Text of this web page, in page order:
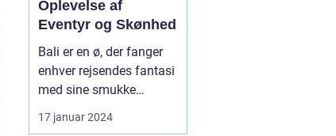
Oplevelse af
Eventyr og Skønhed
Bali er en ø, der fanger
enhver rejsendes fantasi
med sine smukke
strande, frodige
rismarker og en unik
17 januar 2024